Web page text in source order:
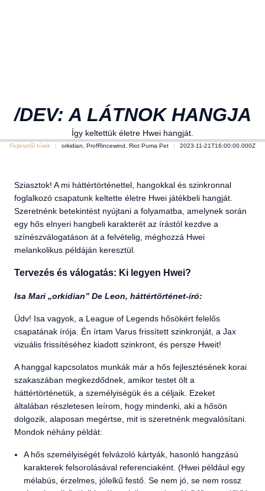
/DEV: A LÁTNOK HANGJA
Így keltettük életre Hwei hangját.
Fejlesztői hírek orkidian, ProfRincewind, Riot Puma Pet 2023-11-21T16:00:00.000Z
Sziasztok! A mi háttértörténettel, hangokkal és szinkronnal
foglalkozó csapatunk keltette életre Hwei játékbeli hangját.
Szeretnénk betekintést nyújtani a folyamatba, amelynek során
egy hős elnyeri hangbeli karakterét az írástól kezdve a
színészválogatáson át a felvételig, méghozzá Hwei
melankolikus példáján keresztül.
Tervezés és válogatás: Ki legyen Hwei?
Isa Mari „orkidian” De Leon, háttértörténet-író:
Üdv! Isa vagyok, a League of Legends hősökért felelős
csapatának írója. Én írtam Varus frissített szinkronját, a Jax
vizuális frissítéséhez kiadott szinkront, és persze Hweit!
A hanggal kapcsolatos munkák már a hős fejlesztésének korai
szakaszában megkezdődnek, amikor testet ölt a
háttértörténetük, a személyiségük és a céljaik. Ezeket
általában részletesen leírom, hogy mindenki, aki a hősön
dolgozik, alaposan megértse, mit is szeretnénk megvalósítani.
Mondok néhány példát:
A hős személyiségét felvázoló kártyák, hasonló hangzású
karakterek felsorolásával referenciaként. (Hwei például egy
mélabús, érzelmes, jólelkű festő. Se nem jó, se nem rossz